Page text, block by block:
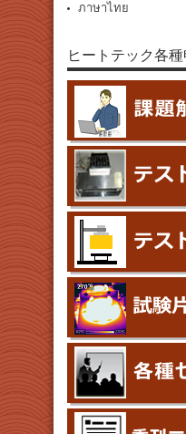
ภาษาไทย
ヒートテック各種